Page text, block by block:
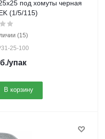
под хомуты черная
(1/5/115)
(15)
25-100
/упак
В корзину